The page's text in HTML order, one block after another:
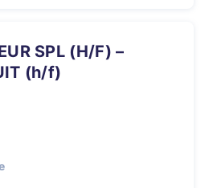
(h/f)